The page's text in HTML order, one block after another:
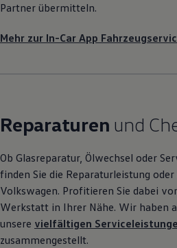
Partner übermitteln.
Mehr zur In-Car App
Reparaturen und
Ob Glasreparatur, Ölwechsel oder
finden Sie die Reparaturleistung
Volkswagen. Profitieren Sie dabei
Werkstatt in Ihrer Nähe. Wir haben
unsere vielfältigen
zusammengestellt.